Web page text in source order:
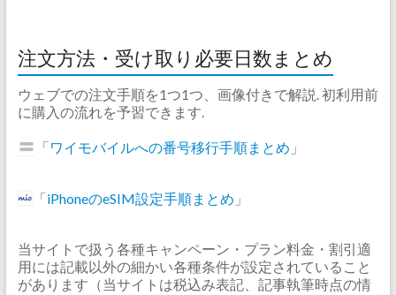
注文方法・受け取り必要日数まとめ
ウェブでの注文手順を1つ1つ、画像付きで解説. 初利用前
に購入の流れを予習できます.
「ワイモバイルへの番号移行手順まとめ 」
「iPhoneのeSIM設定手順まとめ 」
当サイトで扱う各種キャンペーン・プラン料金・割引適
用には記載以外の細かい各種条件が設定されていること
があります（当サイトは税込み表記、記事執筆時点の情